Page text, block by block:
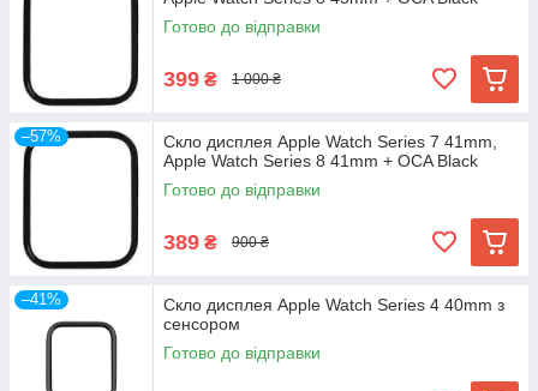
Готово до відправки
399 ₴ 1 000 ₴
–57%
Скло дисплея Apple Watch Series 7 41mm,
Apple Watch Series 8 41mm + OCA Black
Готово до відправки
389 ₴ 900 ₴
–41%
Скло дисплея Apple Watch Series 4 40mm з
сенсором
Готово до відправки